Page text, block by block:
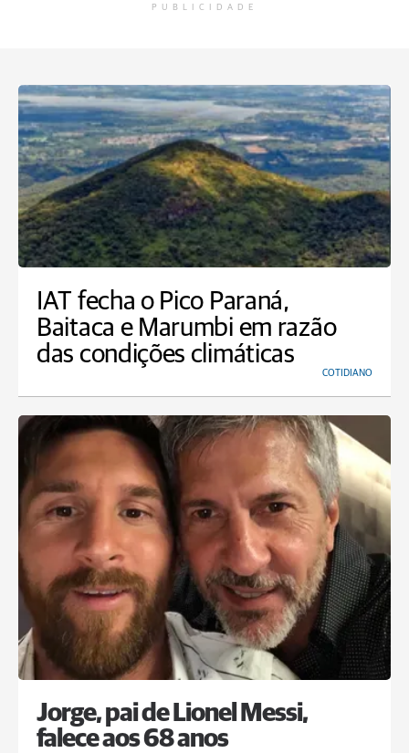
PUBLICIDADE
IAT fecha o Pico Paraná,
Baitaca e Marumbi em razão
das condições climáticas
COTIDIANO
Jorge, pai de Lionel Messi,
falece aos 68 anos